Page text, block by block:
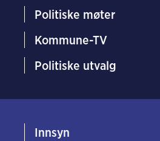
Politiske møter
Kommune-TV
Politiske utvalg
Innsyn